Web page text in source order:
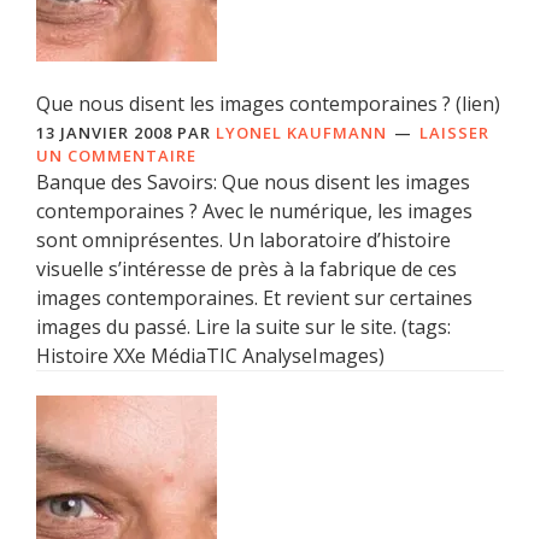
Que nous disent les images contemporaines ? (lien)
13 JANVIER 2008 PAR LYONEL KAUFMANN
LAISSER
UN COMMENTAIRE
Banque des Savoirs: Que nous disent les images
contemporaines ? Avec le numérique, les images
sont omniprésentes. Un laboratoire d’histoire
visuelle s’intéresse de près à la fabrique de ces
images contemporaines. Et revient sur certaines
images du passé. Lire la suite sur le site. (tags:
Histoire XXe MédiaTIC AnalyseImages)